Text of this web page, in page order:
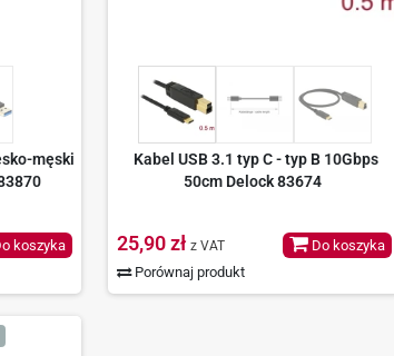
męski
koszyka
Kabel USB 3.1 typ C - typ B 10Gbps
50cm Delock 83674
25,90 zł z VAT
Porównaj produkt
Do koszyka